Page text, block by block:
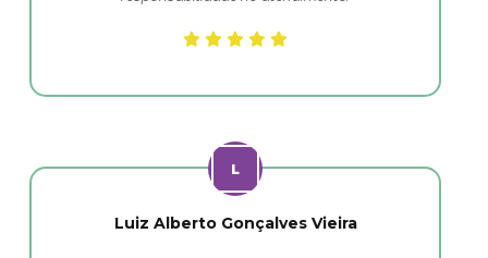
Luiz Alberto Gonçalves Vieira